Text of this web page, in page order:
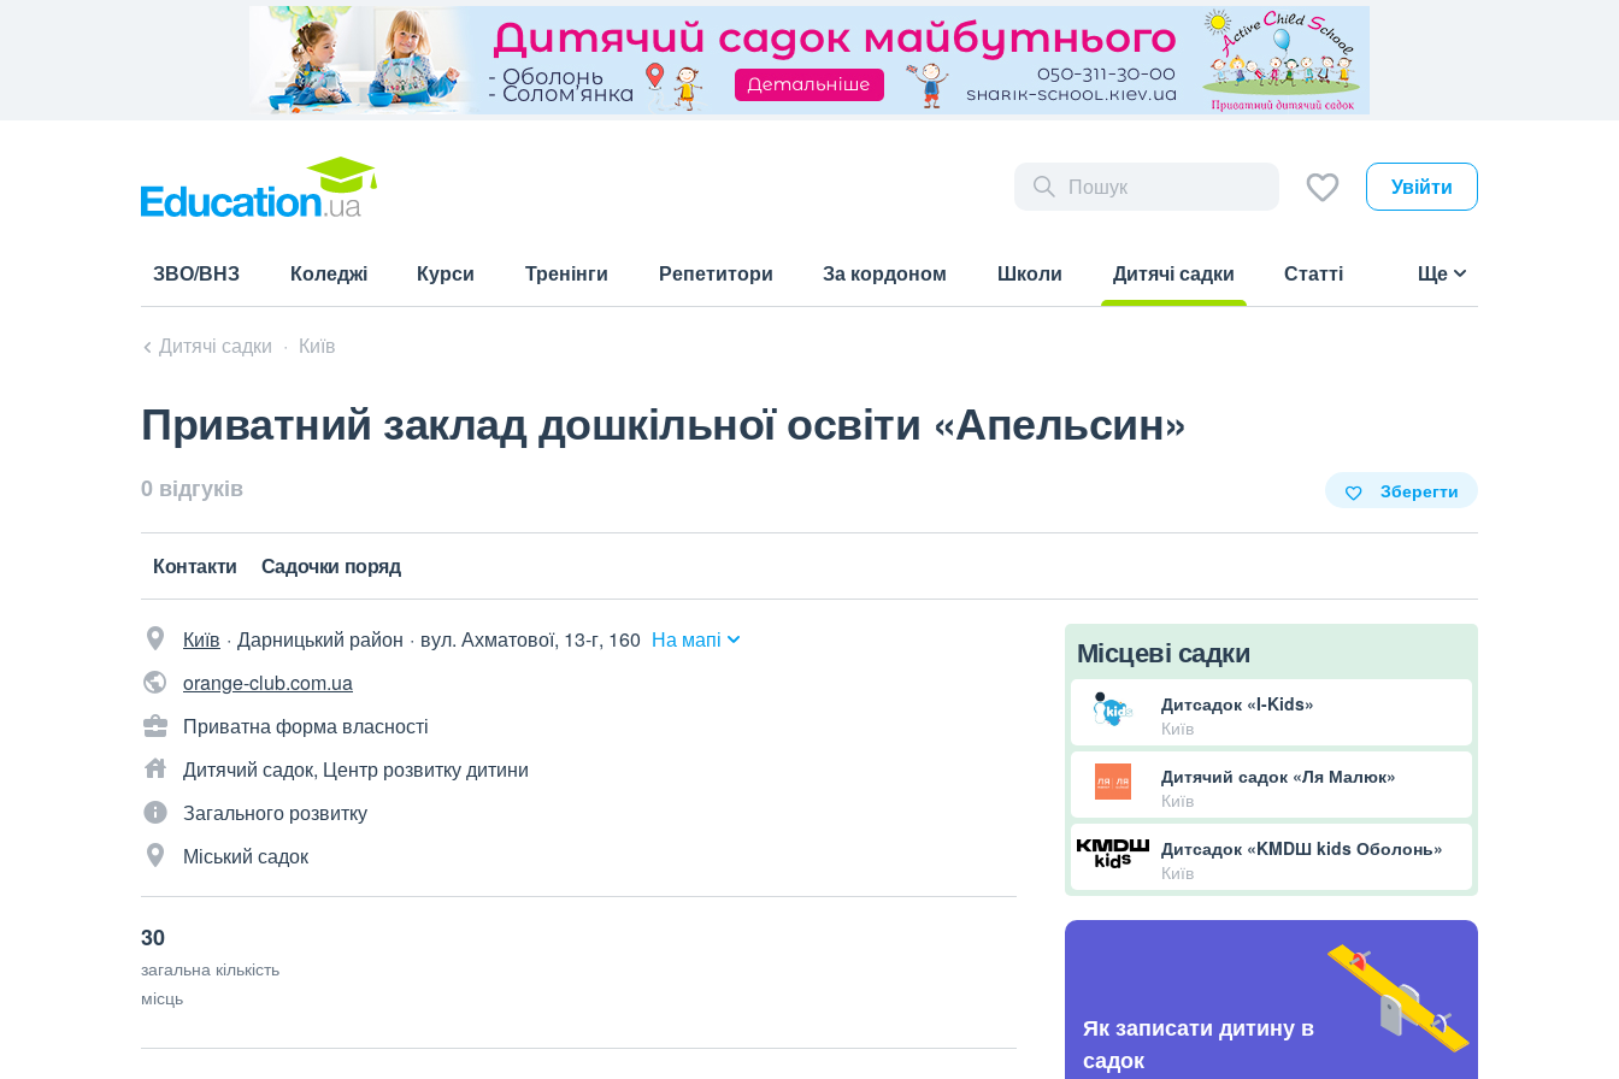
Увійти
ЗВО/ВНЗ Коледжі Курси Тренінги Репетитори За кордоном Школи
Дитячі садки
Статті Ще
Дитячі садки Київ
Приватний заклад дошкільної освіти «Апельсин»
0 відгуків Зберегти
Контакти Садочки поряд
Київ Дарницький район вул. Ахматової, 13-г, 160 На мапі
orange-club.com.ua
Приватна форма власності
Дитячий садок, Центр розвитку дитини
Загального розвитку
Міський садок
30
загальна кількість
місць
Місцеві садки
Дитсадок «I-Kids»
Київ
Дитячий садок «Ля Малюк»
Київ
Дитсадок «KMDШ kids Оболонь»
Київ
Як записати дитину в
садок